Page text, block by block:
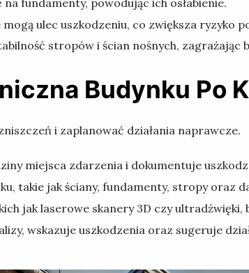
ulec uszkodzeniu, co zwiększa ryzyko
stropów i ścian nośnych, zagrażając
Budynku Po
i zaplanować działania naprawcze.
miejsca zdarzenia i dokumentuje
takie jak ściany, fundamenty, stropy oraz
jak laserowe skanery 3D czy ultradźwięki,
wskazuje uszkodzenia oraz sugeruje